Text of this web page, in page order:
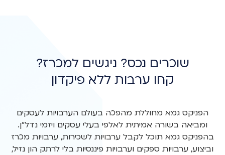
קחו ערבות ללא פיקדון
הפניקס גמא מחוללת מהפכה בעולם הערבויות לעסקים
ומביאה בשורה אמיתית לאלפי בעלי עסקים ויזמי נדל"ן.
בהפניקס גמא תוכל לקבל ערבויות לשכירות, ערבויות מכרז
וביצוע, ערבויות ספקים וערבויות פיננסיות בלי לרתק הון נזיל,